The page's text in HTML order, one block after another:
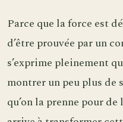
Parce que la force est
d’être prouvée par un
s’exprime pleinement
montrer un peu plus de
qu’on la prenne pour